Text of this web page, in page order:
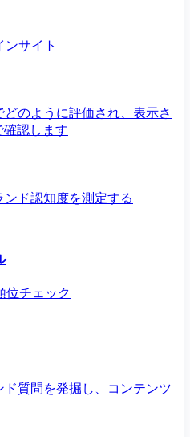
ンサイト
のように評価され、表示さ
認します
ド認知度を測定する
位チェック
質問を発掘し、コンテンツ